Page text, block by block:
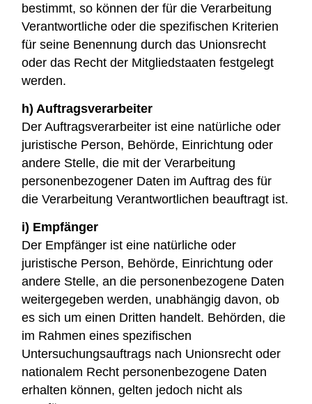
bestimmt, so können der für die Verarbeitung
Verantwortliche oder die spezifischen Kriterien
für seine Benennung durch das Unionsrecht
oder das Recht der Mitgliedstaaten festgelegt
werden.
h) Auftragsverarbeiter
Der Auftragsverarbeiter ist eine natürliche oder
juristische Person, Behörde, Einrichtung oder
andere Stelle, die mit der Verarbeitung
personenbezogener Daten im Auftrag des für
die Verarbeitung Verantwortlichen beauftragt ist.
i) Empfänger
Der Empfänger ist eine natürliche oder
juristische Person, Behörde, Einrichtung oder
andere Stelle, an die personenbezogene Daten
weitergegeben werden, unabhängig davon, ob
es sich um einen Dritten handelt. Behörden, die
im Rahmen eines spezifischen
Untersuchungsauftrags nach Unionsrecht oder
nationalem Recht personenbezogene Daten
erhalten können, gelten jedoch nicht als